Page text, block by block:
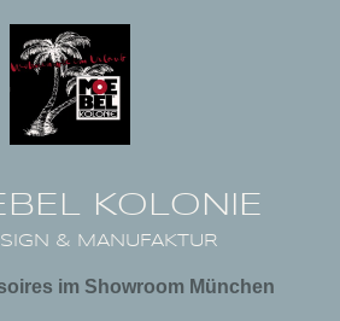
KOLONIE
& MANUFAKTUR
im Showroom München